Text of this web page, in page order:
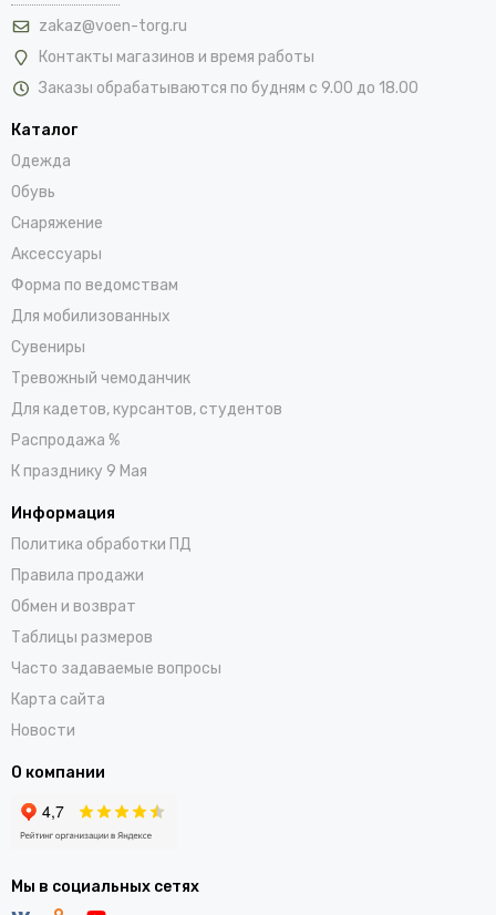
zakaz@voen-torg.ru
Контакты магазинов и время работы
Заказы обрабатываются по будням с 9.00 до 18.00
Каталог
Одежда
Обувь
Снаряжение
Аксессуары
Форма по ведомствам
Для мобилизованных
Сувениры
Тревожный чемоданчик
Для кадетов, курсантов, студентов
Распродажа %
К празднику 9 Мая
Информация
Политика обработки ПД
Правила продажи
Обмен и возврат
Таблицы размеров
Часто задаваемые вопросы
Карта сайта
Новости
О компании
Мы в социальных сетях